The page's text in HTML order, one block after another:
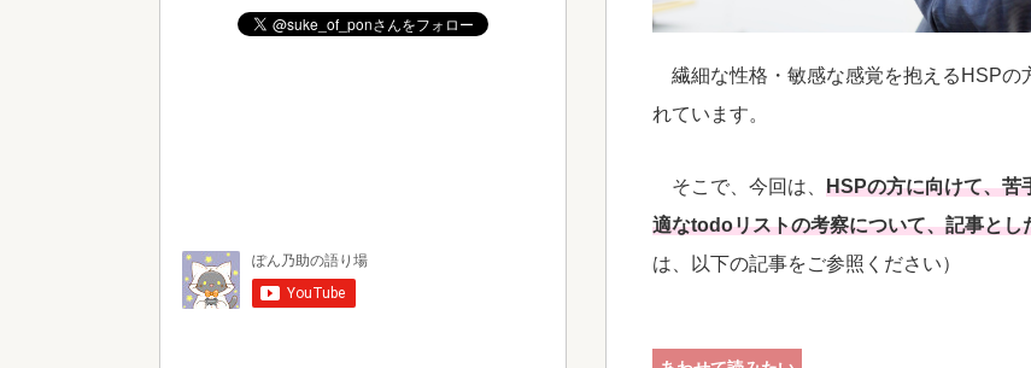
繊細な性格・敏感な感覚を抱えるHSPの
れています。
そこで、今回は、 HSPの方に向けて、苦
適なtodoリストの考察について、記事とし
は、以下の記事をご参照ください）